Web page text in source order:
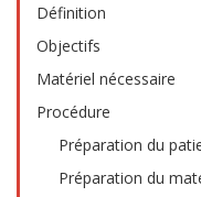
Définition
Objectifs
Matériel nécessaire
Procédure
Préparation du
Préparation du